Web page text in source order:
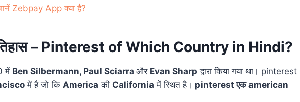
Zebpay App क्या है?
– Pinterest of Which Country in Hindi?
में Ben Silbermann, Paul Sciarra औरEvan Sharp द्वारा किया गया था। pinterest
में है जो कि America की California में स्थित है। pinterest एक american